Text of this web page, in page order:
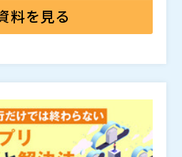
企業では、新品サーバーの納期
対応や新規稼働を進めなけれ
のぎではなく、現実的な選択肢
なっています。 いま求められ
ーバーを待つことではなく、を
ありません。 また、現場では
は不安」というイメージが残っ
必要とは限らず、用途や要件に
品サーバーでも実務上十分な選
す。 重要なのは、再生品を
がないから仕方なく選ぶ」ので
に活用できるのかを解説しま
バーについて、性能・品質・
選択肢になり得るのかを整理し
ムの重要度や用途に応じて、
・情報系システムは再生品 ・
タルや延命保守 といったよう
についてもご紹介します。 新
はなく、用途に応じて最適な手
新品サーバーの納期長期化に
入計画が影響を受けている方
しているが、性能や品質面に不
品を選択肢に入れているもの
ずにいる方 ・レンタルや延命
活用方法を検討したい方 ・社
く中で、EOSL対応やシステ
るべきか、その判断材料を整理
サーバーについて、 ・性能面
のか ・品質や保守体制はどの
会社（ ）
料を見る